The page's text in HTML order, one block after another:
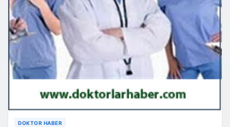
DOKTOR HABER